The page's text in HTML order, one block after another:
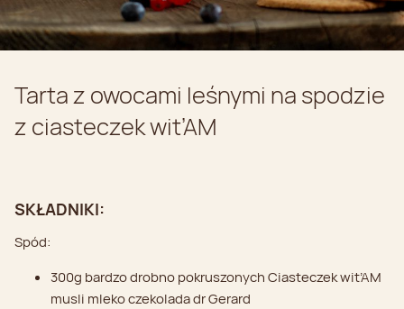
Tarta z owocami leśnymi na spodzie
z ciasteczek wit’AM
SKŁADNIKI:
Spód:
300g bardzo drobno pokruszonych Ciasteczek wit’AM
musli mleko czekolada dr Gerard